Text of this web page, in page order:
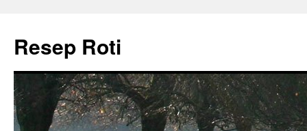
content
Resep Roti